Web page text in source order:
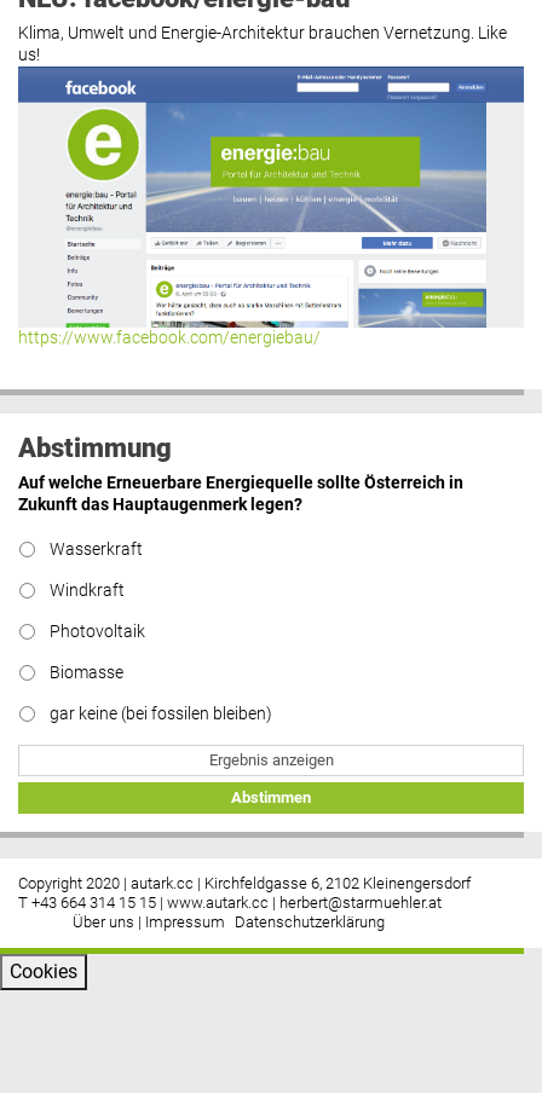
Klima, Umwelt und Energie-Architektur brauchen Vernetzung. Like
us!
https://www.facebook.com/energiebau/
Abstimmung
Auf welche Erneuerbare Energiequelle sollte Österreich in
Zukunft das Hauptaugenmerk legen?
Wasserkraft
Windkraft
Photovoltaik
Biomasse
gar keine (bei fossilen bleiben)
Ergebnis anzeigen
Abstimmen
Copyright 2020 | autark.cc | Kirchfeldgasse 6, 2102 Kleinengersdorf
T +43 664 314 15 15 | www.autark.cc | herbert@starmuehler.at
Über uns | Impressum Datenschutzerklärung
Cookies